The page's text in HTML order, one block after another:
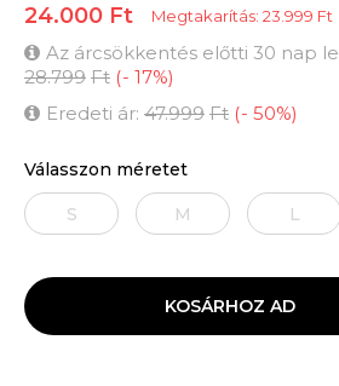
24.000 Ft Megtakarítás: 23.999 Ft
Az árcsökkentés előtti 30 nap
28.799 Ft (- 17%)
Eredeti ár: 47.999 Ft (- 50%)
Válasszon méretet
S M L
KOSÁRHOZ AD